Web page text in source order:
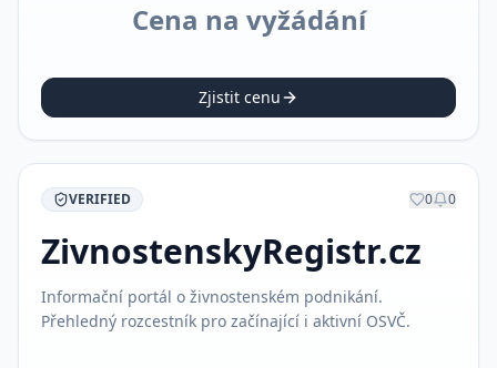
Cena na vyžádání
Zjistit cenu
VERIFIED 0 0
ZivnostenskyRegistr.cz
Informační portál o živnostenském podnikání.
Přehledný rozcestník pro začínající i aktivní OSVČ.